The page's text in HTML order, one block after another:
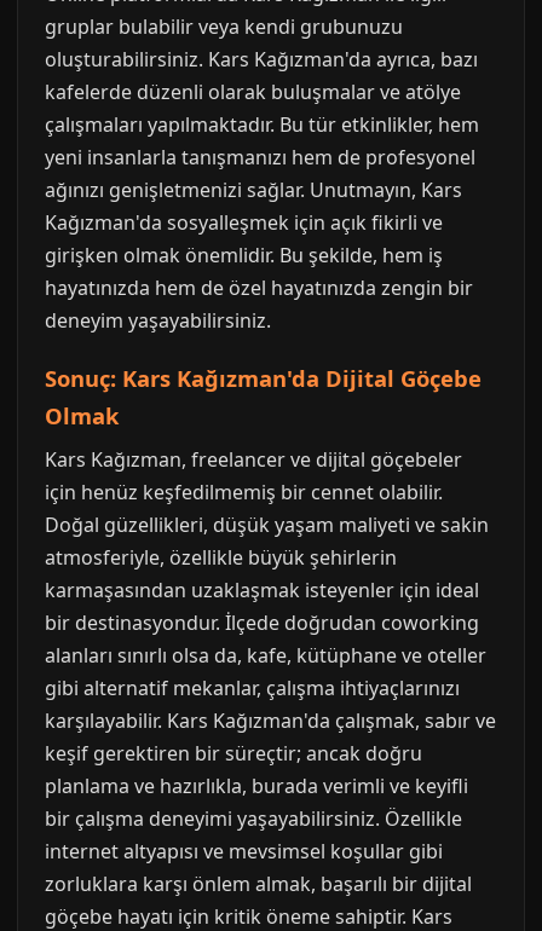
gruplar bulabilir veya kendi grubunuzu
oluşturabilirsiniz. Kars Kağızman'da ayrıca, bazı
kafelerde düzenli olarak buluşmalar ve atölye
çalışmaları yapılmaktadır. Bu tür etkinlikler, hem
yeni insanlarla tanışmanızı hem de profesyonel
ağınızı genişletmenizi sağlar. Unutmayın, Kars
Kağızman'da sosyalleşmek için açık fikirli ve
girişken olmak önemlidir. Bu şekilde, hem iş
hayatınızda hem de özel hayatınızda zengin bir
deneyim yaşayabilirsiniz.
Sonuç: Kars Kağızman'da Dijital Göçebe
Olmak
Kars Kağızman, freelancer ve dijital göçebeler
için henüz keşfedilmemiş bir cennet olabilir.
Doğal güzellikleri, düşük yaşam maliyeti ve sakin
atmosferiyle, özellikle büyük şehirlerin
karmaşasından uzaklaşmak isteyenler için ideal
bir destinasyondur. İlçede doğrudan coworking
alanları sınırlı olsa da, kafe, kütüphane ve oteller
gibi alternatif mekanlar, çalışma ihtiyaçlarınızı
karşılayabilir. Kars Kağızman'da çalışmak, sabır ve
keşif gerektiren bir süreçtir; ancak doğru
planlama ve hazırlıkla, burada verimli ve keyifli
bir çalışma deneyimi yaşayabilirsiniz. Özellikle
internet altyapısı ve mevsimsel koşullar gibi
zorluklara karşı önlem almak, başarılı bir dijital
göçebe hayatı için kritik öneme sahiptir. Kars